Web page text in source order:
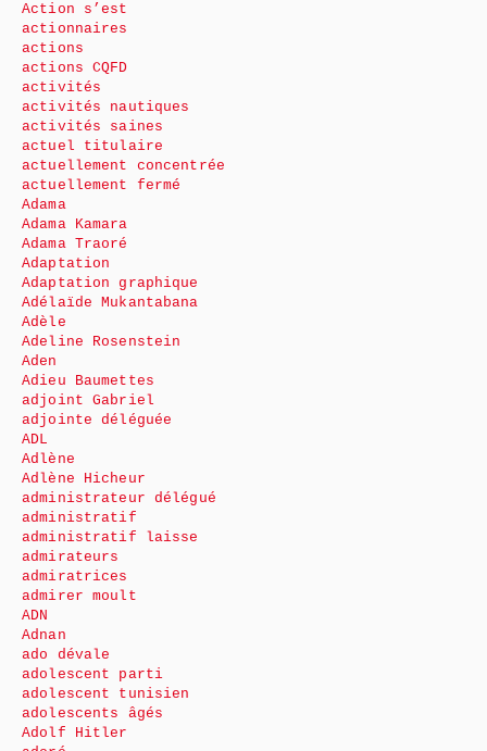
Action s’est
actionnaires
actions
actions CQFD
activités
activités nautiques
activités saines
actuel titulaire
actuellement concentrée
actuellement fermé
Adama
Adama Kamara
Adama Traoré
Adaptation
Adaptation graphique
Adélaïde Mukantabana
Adèle
Adeline Rosenstein
Aden
Adieu Baumettes
adjoint Gabriel
adjointe déléguée
ADL
Adlène
Adlène Hicheur
administrateur délégué
administratif
administratif laisse
admirateurs
admiratrices
admirer moult
ADN
Adnan
ado dévale
adolescent parti
adolescent tunisien
adolescents âgés
Adolf Hitler